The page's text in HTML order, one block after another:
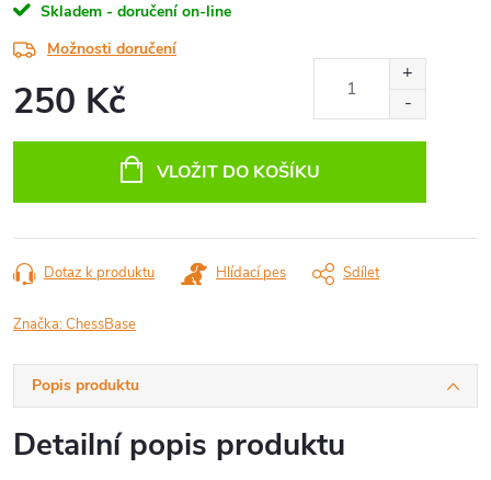
Skladem - doručení on-line
Možnosti doručení
250 Kč
VLOŽIT DO KOŠÍKU
Dotaz k produktu Hlídací pes Sdílet
Značka:ChessBase
Popis produktu
Detailní popis produktu